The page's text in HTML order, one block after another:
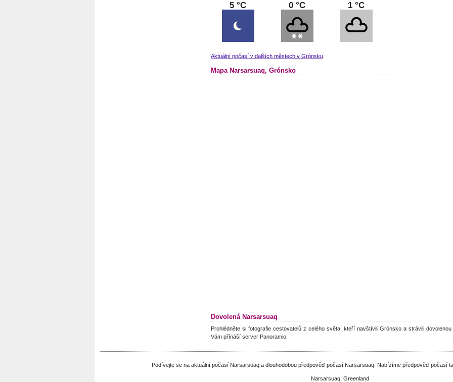
5 °C 0 °C 1 °C
Aktuální počasí v dalších městech v Grónsku
Mapa Narsarsuaq, Grónsko
Dovolená Narsarsuaq
Prohlédněte si fotografie cestovatelů z celého světa, kteří navštívili Grónsko a strávili
Vám přínáší server Panoramio.
Podívejte se na aktuální počasí Narsarsuaq a dlouhodobou předpověď počasí Narsarsuaq. Nabízíme předpověď počasí
Narsarsuaq, Greenland